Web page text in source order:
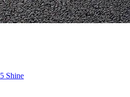
Shine